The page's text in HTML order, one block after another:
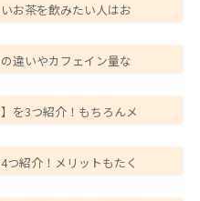
お茶を飲みたい人はお
違いやカフェイン量な
を3つ紹介！もちろんメ
つ紹介！メリットもたく